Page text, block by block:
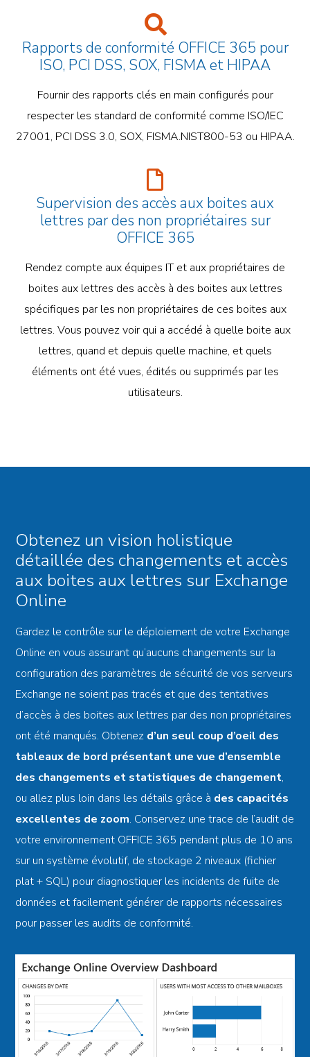
Rapports de conformité OFFICE 365 pour
ISO, PCI DSS, SOX, FISMA et HIPAA
Fournir des rapports clés en main configurés pour
respecter les standard de conformité comme ISO/IEC
27001, PCI DSS 3.0, SOX, FISMA.NIST800-53 ou HIPAA.
Supervision des accès aux boites aux
lettres par des non propriétaires sur
OFFICE 365
Rendez compte aux équipes IT et aux propriétaires de
boites aux lettres des accès à des boites aux lettres
spécifiques par les non propriétaires de ces boites aux
lettres. Vous pouvez voir qui a accédé à quelle boite aux
lettres, quand et depuis quelle machine, et quels
éléments ont été vues, édités ou supprimés par les
utilisateurs.
Obtenez un vision holistique
détaillée des changements et accès
aux boites aux lettres sur Exchange
Online
Gardez le contrôle sur le déploiement de votre Exchange
Online en vous assurant qu’aucuns changements sur la
configuration des paramètres de sécurité de vos serveurs
Exchange ne soient pas tracés et que des tentatives
d’accès à des boites aux lettres par des non propriétaires
ont été manqués. Obtenez d’un seul coup d’oeil des
tableaux de bord présentant une vue d’ensemble
des changements et statistiques de changement,
ou allez plus loin dans les détails grâce à des capacités
excellentes de zoom. Conservez une trace de l’audit de
votre environnement OFFICE 365 pendant plus de 10 ans
sur un système évolutif, de stockage 2 niveaux (fichier
plat + SQL) pour diagnostiquer les incidents de fuite de
données et facilement générer de rapports nécessaires
pour passer les audits de conformité.